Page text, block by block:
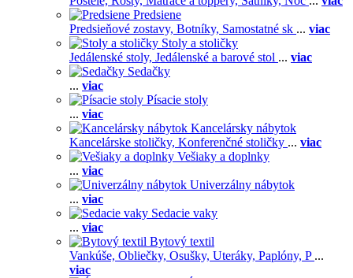
Predsiene
Predsieňové zostavy, Botníky, Samostatné sk ... viac
Stoly a stoličky
Jedálenské stoly, Jedálenské a barové stol ... viac
Sedačky
... viac
Písacie stoly
... viac
Kancelársky nábytok
Kancelárske stoličky, Konferenčné stoličky ... viac
Vešiaky a doplnky
... viac
Univerzálny nábytok
... viac
Sedacie vaky
... viac
Bytový textil
Vankúše, Obliečky, Osušky, Uteráky, Paplóny, P ...
viac